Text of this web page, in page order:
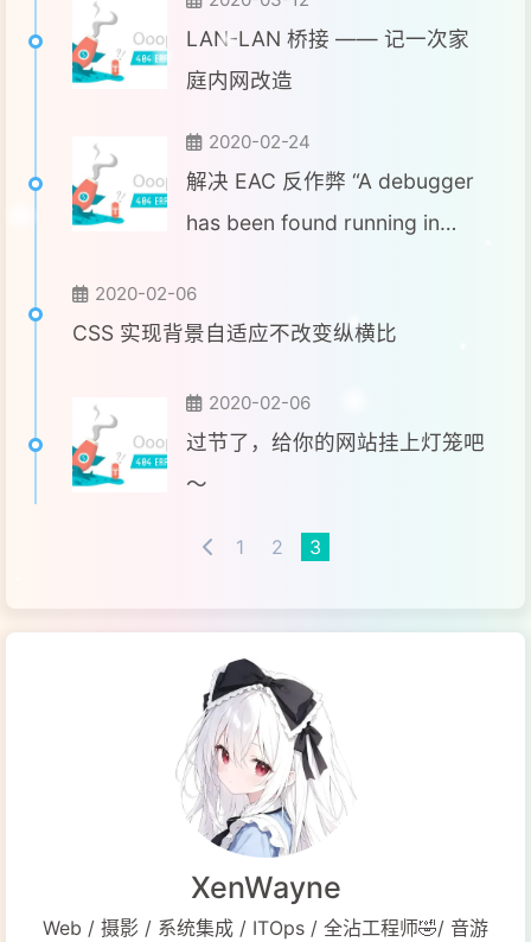
LAN-LAN 桥接 —— 记一次家
庭内网改造
2020-02-24
解决 EAC 反作弊 “A debugger
has been found running in
2020-02-06
CSS 实现背景自适应不改变纵横比
2020-02-06
过节了，给你的网站挂上灯笼吧
～
1 2 3
XenWayne
Web / 摄影 / 系统集成 / ITOps / 全沾工程师🤣/ 音游